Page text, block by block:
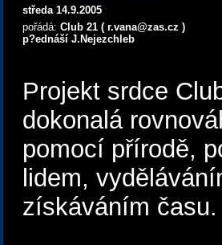
středa 14.9.2005
pořádá: Club 21 ( r.vana@zas.cz )
p?ednáší J.Nejezchleb
Projekt srdce
dokonalá
pomocí přírodě,
lidem,
získáváním času.